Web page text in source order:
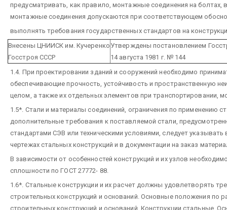
предусматривать, как правило, монтажные соединения на
монтажные соединения допускаются при соответствующем
выполнять требования государственных стандартов на
Внесены ЦНИИСК им. Кучеренко
Госстроя СССР
Утверждены постановлением
14 августа 1981 г. № 144
1.4. При проектировании зданий и сооружений необходимо
обеспечивающие прочность, устойчивость и пространственную
целом, а также их отдельных элементов при транспортировании,
1.5*. Стали и материалы соединений, ограничения по применению
дополнительные требования к поставляемой стали,
стандартами СЭВ или техническими условиями, следует
чертежах стальных конструкций и в документации на заказ
В зависимости от особенностей конструкций и их узлов
сплошности по ГОСТ 27772- 88.
1.6*. Стальные конструкции и их расчет должны удовлетворять
строительных конструкций и оснований. Основные положения по
строительных конструкций и оснований. Конструкции стальные.